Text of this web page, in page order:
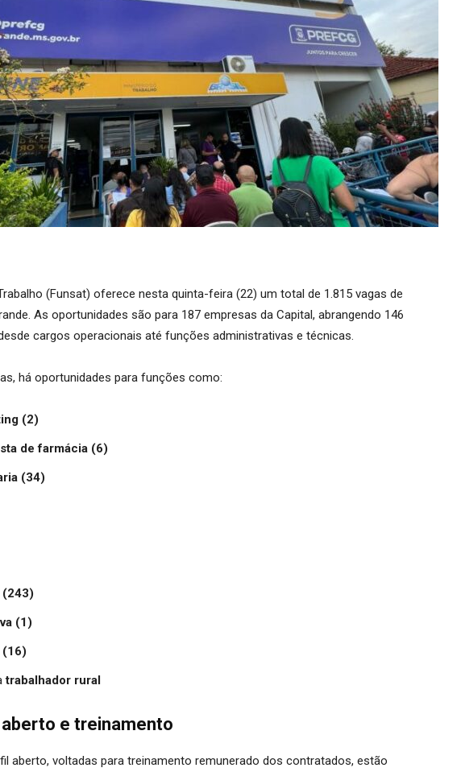
(Funsat) oferece nesta quinta-feira (22) um total de 1.815 vagas de
As oportunidades são para 187 empresas da Capital, abrangendo 146
cargos operacionais até funções administrativas e técnicas.
há oportunidades para funções como:
(2)
de farmácia (6)
(34)
(243)
(1)
(16)
trabalhador rural
e treinamento
aberto, voltadas para treinamento remunerado dos contratados, estão